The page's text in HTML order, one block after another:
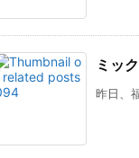
ミッ
昨日、